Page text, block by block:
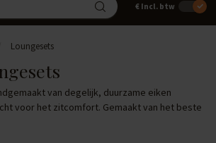
€ Incl. btw
Loungesets
van degelijk, duurzame eiken
voor het zitcomfort. Gemaakt van het beste